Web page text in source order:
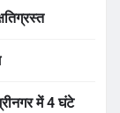
में 4 घंटे